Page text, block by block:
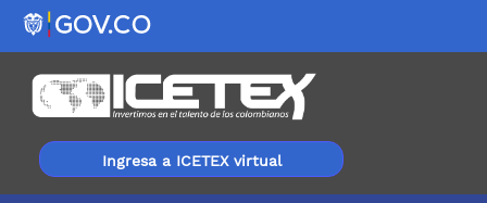
Ingresa a ICETEX virtual